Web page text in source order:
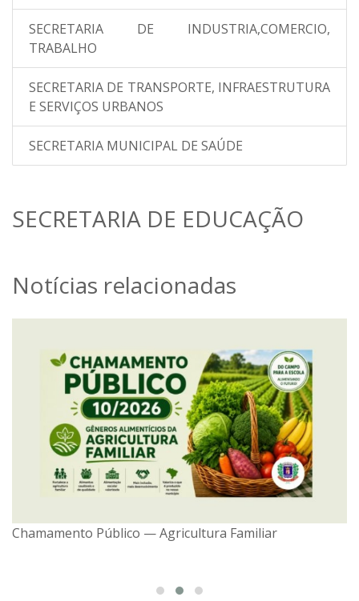
SECRETARIA DE INDUSTRIA,COMERCIO,
TRABALHO
SECRETARIA DE TRANSPORTE, INFRAESTRUTURA
E SERVIÇOS URBANOS
SECRETARIA MUNICIPAL DE SAÚDE
SECRETARIA DE EDUCAÇÃO
Notícias relacionadas
Chamamento Público — Agricultura Familiar